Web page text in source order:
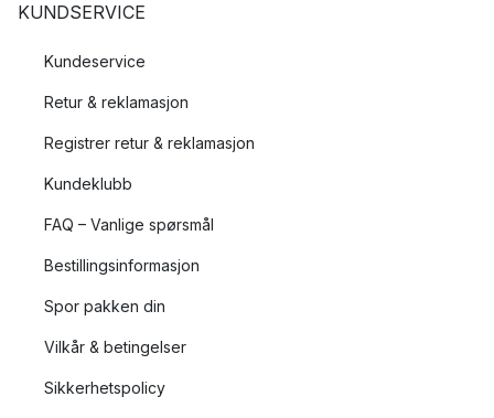
KUNDSERVICE
Kundeservice
Retur & reklamasjon
Registrer retur & reklamasjon
Kundeklubb
FAQ – Vanlige spørsmål
Bestillingsinformasjon
Spor pakken din
Vilkår & betingelser
Sikkerhetspolicy